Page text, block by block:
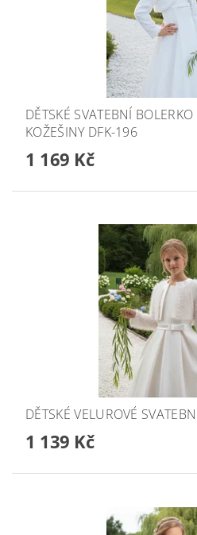
DĚTSKÉ SVATEBNÍ
KOŽEŠINY DFK-196
1 169 Kč
DĚTSKÉ VELUROVÉ
1 139 Kč